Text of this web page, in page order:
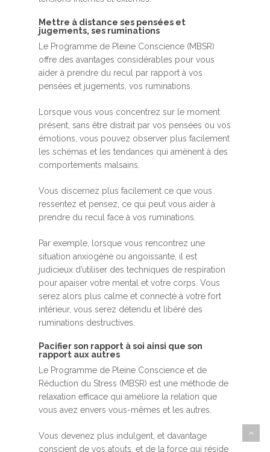
Mettre à distance ses pensées et
jugements, ses ruminations
Le Programme de Pleine Conscience (MBSR)
offre des avantages considérables pour vous
aider à prendre du recul par rapport à vos
pensées et jugements, vos ruminations.
Lorsque vous vous concentrez sur le moment
présent, sans être distrait par vos pensées ou vos
émotions, vous pouvez observer plus facilement
les schémas et les tendances qui amènent à des
comportements malsains.
Vous discernez plus facilement ce que vous
ressentez et pensez, ce qui peut vous aider à
prendre du recul face à vos ruminations.
Par exemple, lorsque vous rencontrez une
situation anxiogène ou angoissante, il est
judicieux d’utiliser des techniques de respiration
pour apaiser votre mental et votre corps. Vous
serez alors plus calme et connecté à votre fort
intérieur, vous serez détendu et libéré des
ruminations destructives.
Pacifier son rapport à soi ainsi que son
rapport aux autres
Le Programme de Pleine Conscience et de
Réduction du Stress (MBSR) est une méthode de
relaxation efficace qui améliore la relation que
vous avez envers vous-mêmes et les autres.
Vous devenez plus indulgent, et davantage
conscient de vos atouts, et de la force qui réside